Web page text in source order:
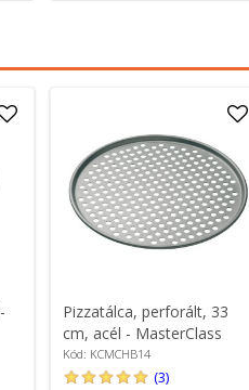
Pizzatálca, perforált, 33
cm, acél - MasterClass
Kód: KCMCHB14
(3)